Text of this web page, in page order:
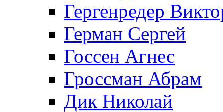
Гергенредер
Герман Сергей
Госсен Агнес
Гроссман Абрам
Дик Николай